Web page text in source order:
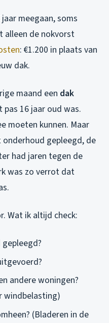
meegaan, soms
alleen de nokvorst
: €1.200 in plaats van
dak.
maand een dak
pas 16 jaar oud was.
moeten kunnen. Maar
gepleegd, de
had jaren tegen de
was zo verrot dat
Wat ik altijd check:
andere woningen?
windbelasting)
(Bladeren in de